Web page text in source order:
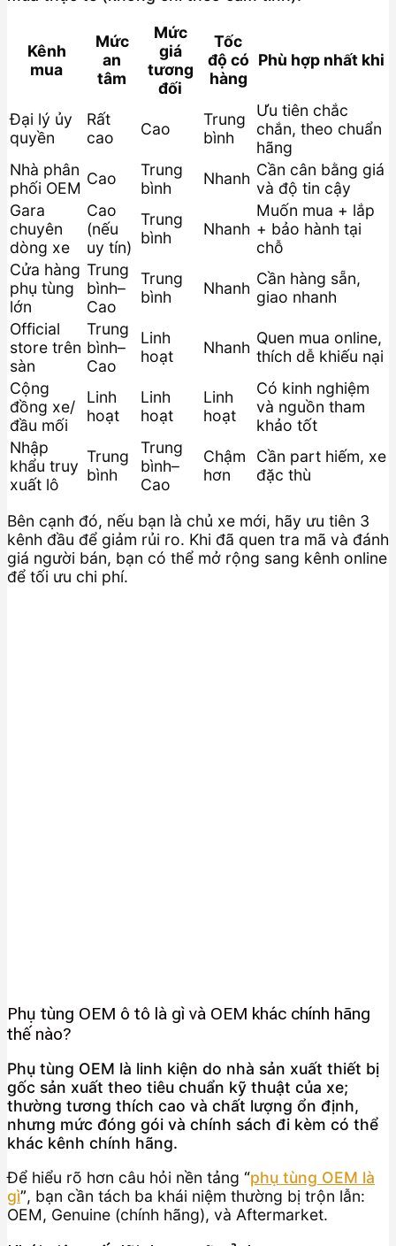
Kênh
mua
Mức
an
tâm
Mức
giá
tương
đối
Tốc
độ có
hàng
Phù hợp nhất khi
Đại lý ủy
quyền
Rất
cao
Cao
Trung
bình
Ưu tiên chắc
chắn, theo chuẩn
hãng
Nhà phân
phối OEM
Cao
Trung
bình
Nhanh Cần cân bằng giá
và độ tin cậy
Gara
chuyên
dòng xe
Cao
(nếu
uy tín)
Trung
bình
Nhanh
Muốn mua + lắp
+ bảo hành tại
chỗ
Cửa hàng
phụ tùng
lớn
Trung
bình–
Cao
Trung
bình
Nhanh
Cần hàng sẵn,
giao nhanh
Official
store trên
sàn
Trung
bình–
Cao
Linh
hoạt
Nhanh
Quen mua online,
thích dễ khiếu nại
Cộng
đồng xe/
đầu mối
Linh
hoạt
Linh
hoạt
Linh
hoạt
Có kinh nghiệm
và nguồn tham
khảo tốt
Nhập
khẩu truy
xuất lô
Trung
bình
Trung
bình–
Cao
Chậm
hơn
Cần part hiếm, xe
đặc thù
Bên cạnh đó, nếu bạn là chủ xe mới, hãy ưu tiên 3
kênh đầu để giảm rủi ro. Khi đã quen tra mã và đánh
giá người bán, bạn có thể mở rộng sang kênh online
để tối ưu chi phí.
Phụ tùng OEM ô tô là gì và OEM khác chính hãng
thế nào?
Phụ tùng OEM là linh kiện do nhà sản xuất thiết bị
gốc sản xuất theo tiêu chuẩn kỹ thuật của xe;
thường tương thích cao và chất lượng ổn định,
nhưng mức đóng gói và chính sách đi kèm có thể
khác kênh chính hãng.
Để hiểu rõ hơn câu hỏi nền tảng “phụ tùng OEM là
gì”, bạn cần tách ba khái niệm thường bị trộn lẫn:
OEM, Genuine (chính hãng), và Aftermarket.